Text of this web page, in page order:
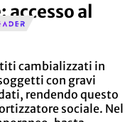
al
cambializzati in
con gravi
rendendo questo
sociale. Nel